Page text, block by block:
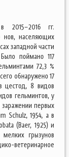
2015–2016 гг.
нов, населяющих
западной части
поймано 117
72,3 %
обнаружено 17
цестод, 8 видов
гельминтов, у
первых
Schulz, 1954, а в
(Baer, 1925) и
грызунов
ветеринарное